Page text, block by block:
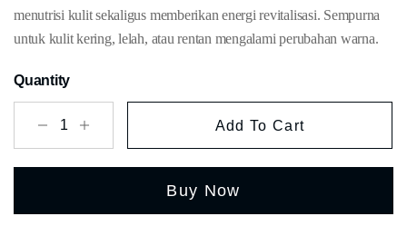
menutrisi kulit sekaligus memberikan energi revitalisasi. Sempurna
untuk kulit kering, lelah, atau rentan mengalami perubahan warna.
Quantity
Add To Cart
Buy Now